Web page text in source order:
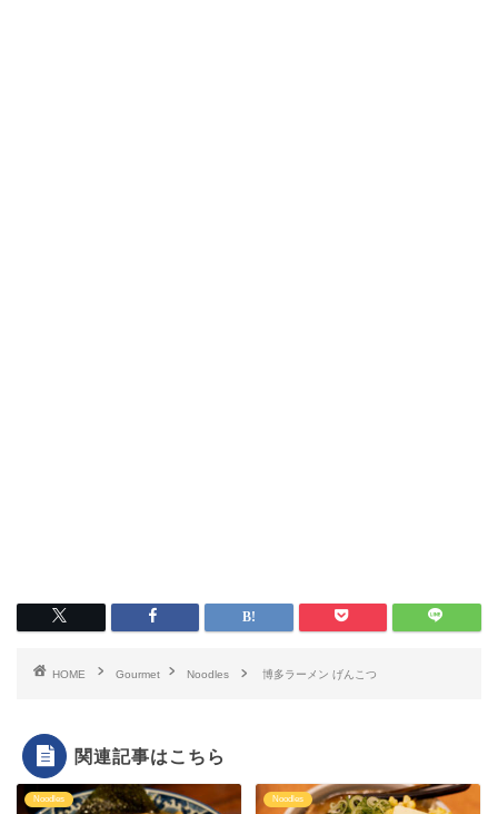
HOME Gourmet Noodles 博多ラーメン げんこつ
関連記事はこちら
Noodles Noodles